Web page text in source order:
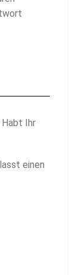
Ihr
einen